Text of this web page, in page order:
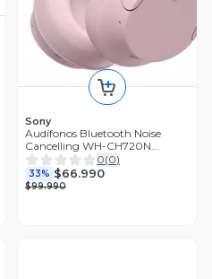
Sony
Audífonos Bluetooth Noise
Cancelling WH-CH720N
Rosado
0(0)
33% $66.990
$99.990